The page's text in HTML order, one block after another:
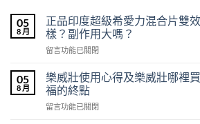
05
8 月
正品印度超級希愛力混合片雙
樣？副作用大嗎？
在
品
印
度
超
留言功能已關閉
05
8 月
樂威壯使用心得及樂威壯哪裡
福的終點
在
留言功能已關閉